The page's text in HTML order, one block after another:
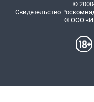
©
Свидетельство
© ООО